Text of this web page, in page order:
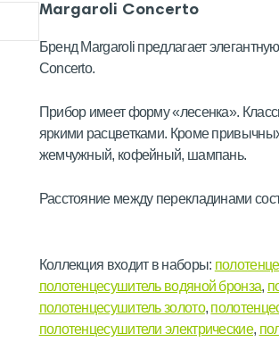
Margaroli Concerto
Бренд Margaroli предлагает
Concerto.
Прибор имеет форму «лесенка».
яркими расцветками. Кроме
жемчужный, кофейный, шампань.
Расстояние между перекладинами
Коллекция входит в наборы:
полотенцесушитель водяной бронза,
полотенцесушитель золото,
полотенцесушители электрические,